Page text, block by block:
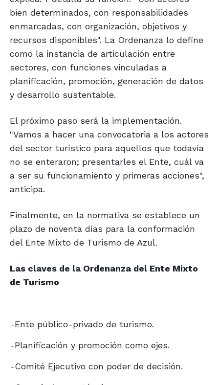
bien determinados, con responsabilidades
enmarcadas, con organización, objetivos y
recursos disponibles". La Ordenanza lo define
como la instancia de articulación entre
sectores, con funciones vinculadas a
planificación, promoción, generación de datos
y desarrollo sustentable.
El próximo paso será la implementación.
"Vamos a hacer una convocatoria a los actores
del sector turístico para aquellos que todavía
no se enteraron; presentarles el Ente, cuál va
a ser su funcionamiento y primeras acciones",
anticipa.
Finalmente, en la normativa se establece un
plazo de noventa días para la conformación
del Ente Mixto de Turismo de Azul.
Las claves de la Ordenanza del Ente Mixto
de Turismo
-Ente público-privado de turismo.
-Planificación y promoción como ejes.
-Comité Ejecutivo con poder de decisión.